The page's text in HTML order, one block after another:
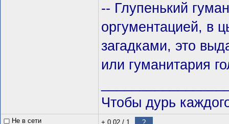
-- Глупенький
оргументацией, в
загадками, это
или гуманитария
Чтобы дурь
Не в сети + 0.02 / 1 ?